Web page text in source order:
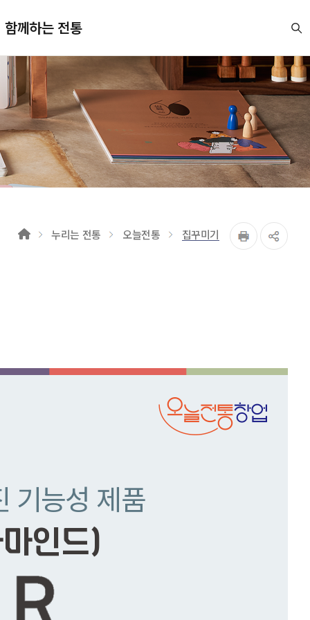
함께하는 전통
누리는 전통 오늘전통 집꾸미기
기능성 제품
인드)